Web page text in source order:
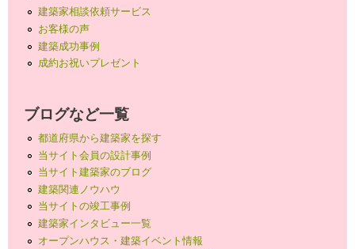
建築家相談依頼サービス
お客様の声
建築成功事例
成約お祝いプレゼント
ブログなど一覧
都道府県から建築家を探す
当サイト会員の設計事例
当サイト建築家のブログ
建築関連ノウハウ
当サイトの竣工事例
建築家インタビュー一覧
オープンハウス・建築イベント情報